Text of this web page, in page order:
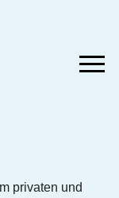
privaten und